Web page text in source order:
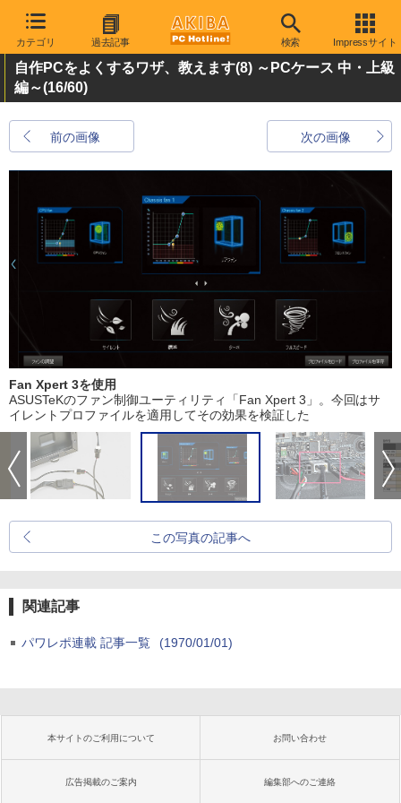
カテゴリ 過去記事 検索 Impressサイト
自作PCをよくするワザ、教えます(8) ～PCケース 中・上級
編～(16/60)
前の画像 次の画像
Fan Xpert 3を使用
ASUSTeKのファン制御ユーティリティ「Fan Xpert 3」。今回はサ
イレントプロファイルを適用してその効果を検証した
この写真の記事へ
関連記事
パワレポ連載 記事一覧 (1970/01/01)
本サイトのご利用について お問い合わせ
広告掲載のご案内 編集部へのご連絡